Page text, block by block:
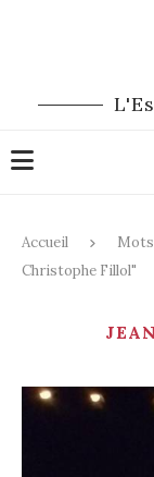
Accueil
Christophe Fillol"